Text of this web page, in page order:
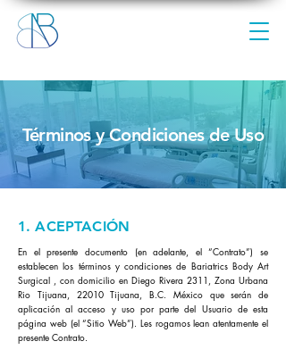
Términos y Condiciones de Uso
1. ACEPTACIÓN
En el presente documento (en adelante, el “Contrato”) se
establecen los términos y condiciones de Bariatrics Body Art
Surgical , con domicilio en Diego Rivera 2311, Zona Urbana
Rio Tijuana, 22010 Tijuana, B.C. México que serán de
aplicación al acceso y uso por parte del Usuario de esta
página web (el “Sitio Web”). Les rogamos lean atentamente el
presente Contrato.